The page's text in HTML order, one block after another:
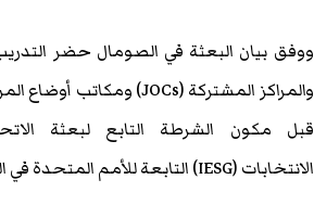
والمراكز المشتركة (JOCs) ومكاتب أوضاع
قبل مكون الشرطة التابع لبعثة
الانتخابات (IESG) التابعة للأمم المتحدة في